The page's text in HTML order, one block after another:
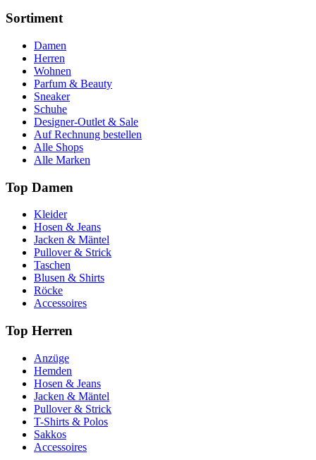
Sortiment
Damen
Herren
Wohnen
Parfum & Beauty
Sneaker
Schuhe
Designer-Outlet & Sale
Auf Rechnung bestellen
Alle Shops
Alle Marken
Top Damen
Kleider
Hosen & Jeans
Jacken & Mäntel
Pullover & Strick
Taschen
Blusen & Shirts
Röcke
Accessoires
Top Herren
Anzüge
Hemden
Hosen & Jeans
Jacken & Mäntel
Pullover & Strick
T-Shirts & Polos
Sakkos
Accessoires